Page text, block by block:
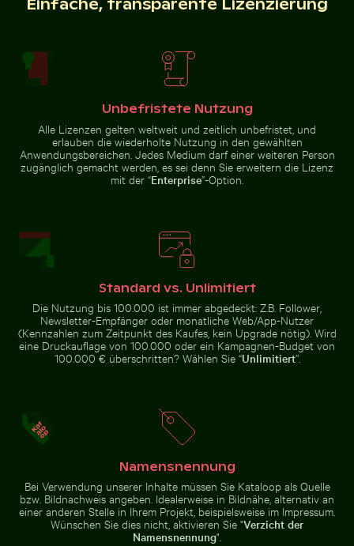
Sonnenuntergang im Hafen von Nebelige Barbary-
Idyllischer
Wanderweg im
Nationalpark
Sächsische
Sternennacht über dem Weinberg Mühlensee
Holzsteg
Elegante Schwäne schwimmen in der Ostsee
Elegante Schwäne schwimmen in
der Ostsee
Sonnenuntergang am
Sonnenuntergang am Grzybowo
Bałtycka, Ruhige
Küstenlandschaft
Panoramablick auf das Elbsandsteingebirge in der
Roter Nagellack auf Sandstrand Küstenblick auf Mandraki mit
Strongyli-Insel
Gelbe Blumen blühen auf Kreidefelsen
Flughund im farbenfrohen Himmel
Einfache, transparente Lizenzierung
Unbefristete Nutzung
Alle Lizenzen gelten weltweit und zeitlich unbefristet, und
erlauben die wiederholte Nutzung in den gewählten
Anwendungsbereichen. Jedes Medium darf einer weiteren Person
zugänglich gemacht werden, es sei denn Sie erweitern die Lizenz
mit der “Enterprise”-Option.
Standard vs. Unlimitiert
Die Nutzung bis 100.000 ist immer abgedeckt: Z.B. Follower,
Newsletter-Empfänger oder monatliche Web/App-Nutzer
(Kennzahlen zum Zeitpunkt des Kaufes, kein Upgrade nötig). Wird
eine Druckauflage von 100.000 oder ein Kampagnen-Budget von
100.000 € überschritten? Wählen Sie “Unlimitiert”.
Namensnennung
Bei Verwendung unserer Inhalte müssen Sie Kataloop als Quelle
bzw. Bildnachweis angeben. Idealerweise in Bildnähe, alternativ an
einer anderen Stelle in Ihrem Projekt, beispielsweise im Impressum.
Wünschen Sie dies nicht, aktivieren Sie "Verzicht der
Namensnennung".